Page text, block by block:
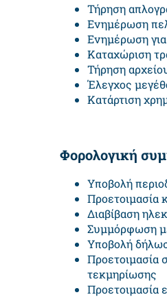
Τήρηση
Ενημέρωση
Ενημέρωση
Καταχώριση
Τήρηση
Έλεγχος
Κατάρτιση
Φορολογική
Υποβολή
Προετοιμασία
Διαβίβαση
Συμμόρφωση
Υποβολή
Προετοιμασία
τεκμηρίωσης
Προετοιμασία